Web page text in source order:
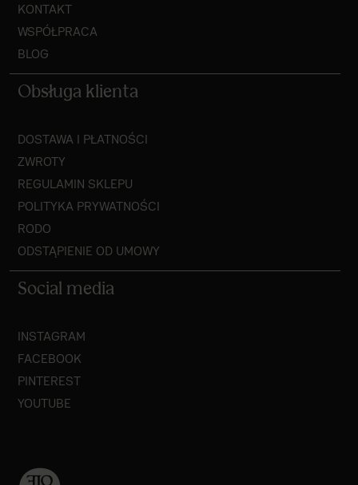
KONTAKT
WSPÓŁPRACA
BLOG
Obsługa klienta
DOSTAWA I PŁATNOŚCI
ZWROTY
REGULAMIN SKLEPU
POLITYKA PRYWATNOŚCI
RODO
ODSTĄPIENIE OD UMOWY
Social media
INSTAGRAM
FACEBOOK
PINTEREST
YOUTUBE